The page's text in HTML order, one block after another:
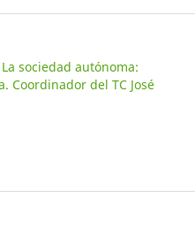
sociedad autónoma:
Coordinador del TC José